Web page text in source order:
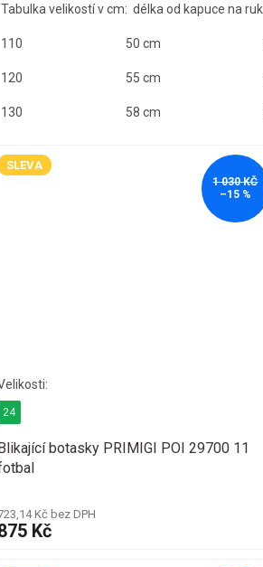
Tabulka velikostí v cm: délka od kapuce na
110 50 cm 46
120 55 cm 48
130 58 cm 49
SLEVA
1 030 KČ
–15 %
botasky PRIMIGI POI 29700 11
Kč bez DPH
Kč
24